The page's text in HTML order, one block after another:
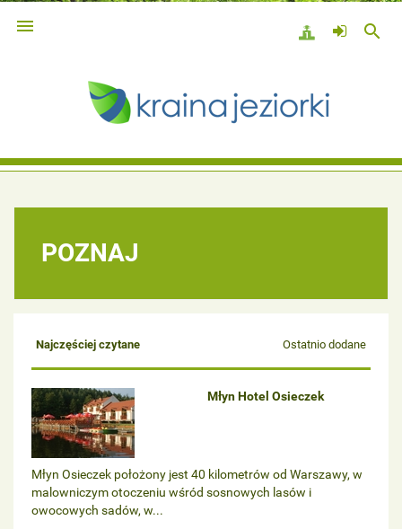
 search
POZNAJ
Najczęściej czytane Ostatnio dodane
Młyn Hotel Osieczek
Młyn Osieczek położony jest 40 kilometrów od Warszawy, w
malowniczym otoczeniu wśród sosnowych lasów i
owocowych sadów, w...